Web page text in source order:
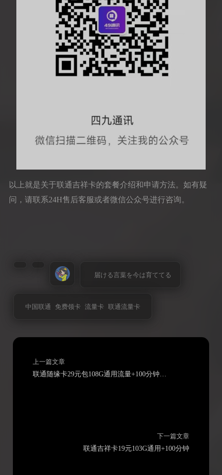
以上就是关于联通吉祥卡的套餐介绍和申请方法。如有疑
问，请联系24H售后客服或者微信公众号进行咨询。
届ける言葉を今は育ててる
中国联通 免费领卡 流量卡 联通流量卡
上一篇文章
下一篇文章
联通吉祥卡19元103G通用+100分钟